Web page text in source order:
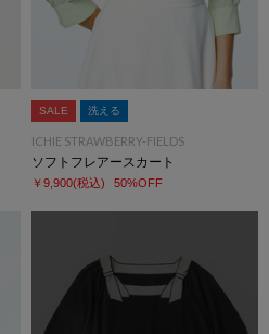
SALE 洗える
ICHIE STRAWBERRY-FIELDS
ソフトフレアースカート
￥9,900(税込) 50%OFF